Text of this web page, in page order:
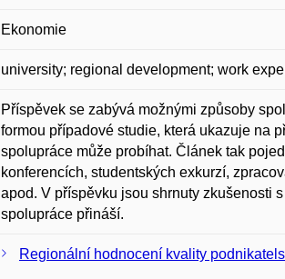
Ekonomie
university; regional development; work
Příspěvek se zabývá možnými způsoby
formou případové studie, která ukazuje na
spolupráce může probíhat. Článek tak
konferencích, studentských exkurzí,
apod. V příspěvku jsou shrnuty zkušenosti
spolupráce přináší.
Regionální hodnocení kvality